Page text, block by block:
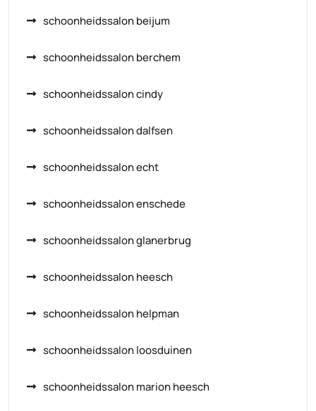
schoonheidssalon beijum
schoonheidssalon berchem
schoonheidssalon cindy
schoonheidssalon dalfsen
schoonheidssalon echt
schoonheidssalon enschede
schoonheidssalon glanerbrug
schoonheidssalon heesch
schoonheidssalon helpman
schoonheidssalon loosduinen
schoonheidssalon marion heesch